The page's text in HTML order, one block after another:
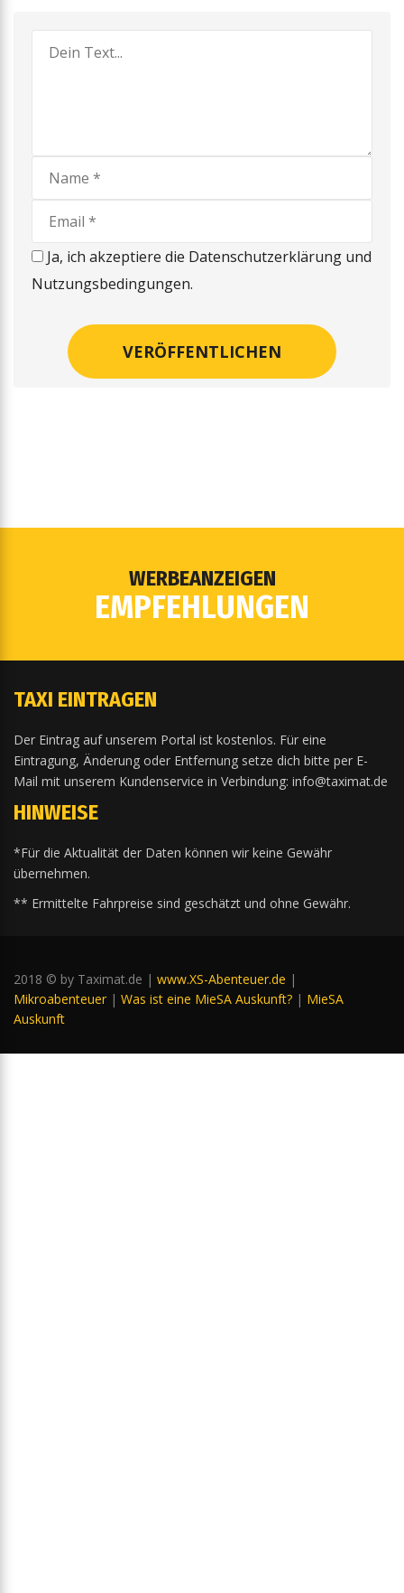
Ja, ich akzeptiere die Datenschutzerklärung und
Nutzungsbedingungen.
WERBEANZEIGEN
EMPFEHLUNGEN
TAXI EINTRAGEN
Der Eintrag auf unserem Portal ist kostenlos. Für eine
Eintragung, Änderung oder Entfernung setze dich bitte per E-
Mail mit unserem Kundenservice in Verbindung: info@taximat.de
HINWEISE
*Für die Aktualität der Daten können wir keine Gewähr
übernehmen.
** Ermittelte Fahrpreise sind geschätzt und ohne Gewähr.
2018 © by Taximat.de | www.XS-Abenteuer.de |
Mikroabenteuer | Was ist eine MieSA Auskunft? | MieSA
Auskunft